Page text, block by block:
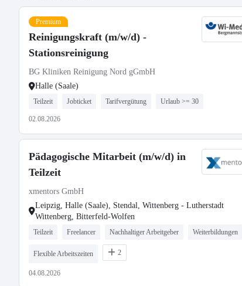
Premium
Reinigungskraft (m/w/d) -
Stationsreinigung
BG Kliniken Reinigung Nord gGmbH
Halle (Saale)
Teilzeit Jobticket Tarifvergütung Urlaub >= 30
02.08.2026
Pädagogische Mitarbeit (m/w/d) in
Teilzeit
xmentors GmbH
Leipzig, Halle (Saale), Stendal, Wittenberg - Lutherstadt
Wittenberg, Bitterfeld-Wolfen
Teilzeit Freelancer Nachhaltiger Arbeitgeber Weiterbildungen
Flexible Arbeitszeiten 2
04.08.2026